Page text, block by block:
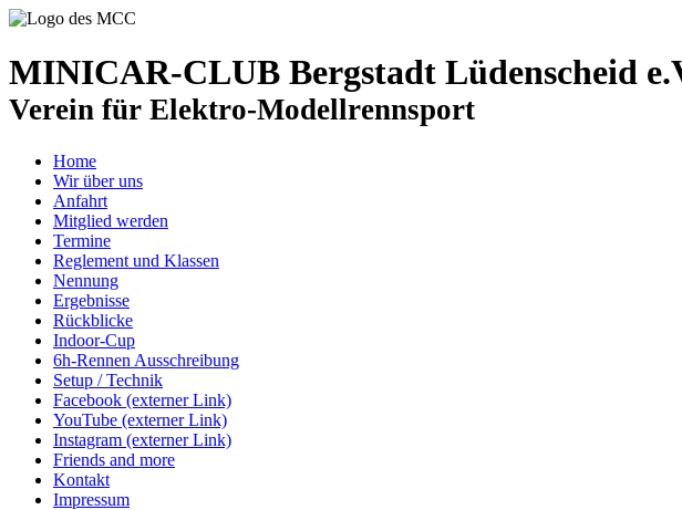
MINICAR-CLUB Bergstadt Lüdenscheid
Verein für Elektro-Modellrennsport
Home
Wir über uns
Anfahrt
Mitglied werden
Termine
Reglement und Klassen
Nennung
Ergebnisse
Rückblicke
Indoor-Cup
6h-Rennen Ausschreibung
Setup / Technik
Facebook (externer Link)
YouTube (externer Link)
Instagram (externer Link)
Friends and more
Kontakt
Impressum